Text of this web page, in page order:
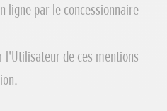
ligne par le concessionnaire
l'Utilisateur de ces mentions